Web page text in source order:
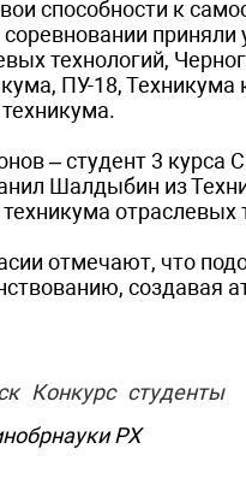
способности к
технологий,
ПУ-18,
– студент 3 курса
Шалдыбин из
отраслевых
отмечают, что
создавая
Конкурс студенты
РХ